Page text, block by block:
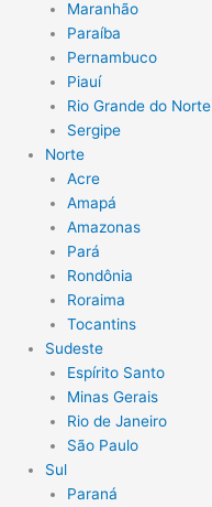
Maranhão
Paraíba
Pernambuco
Piauí
Rio Grande do Norte
Sergipe
Norte
Acre
Amapá
Amazonas
Pará
Rondônia
Roraima
Tocantins
Sudeste
Espírito Santo
Minas Gerais
Rio de Janeiro
São Paulo
Sul
Paraná